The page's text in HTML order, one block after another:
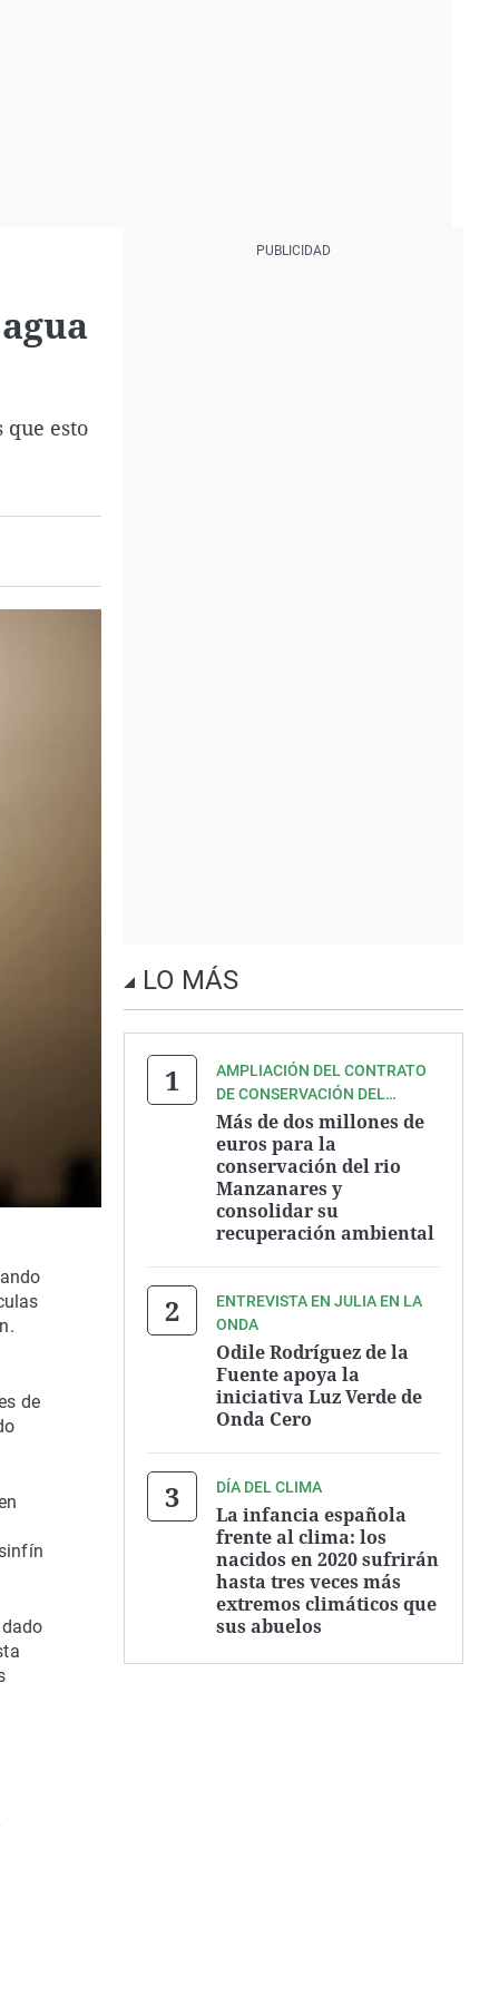
esto
de
LO MÁS
AMPLIACIÓN DEL CONTRATO
DE CONSERVACIÓN DEL
MANZANARES HASTA
SEPTIEMBRE DE 2027
Más de dos millones de
euros para la
conservación del rio
Manzanares y
consolidar su
recuperación ambiental
ENTREVISTA EN JULIA EN LA
ONDA
Odile Rodríguez de la
Fuente apoya la
iniciativa Luz Verde de
Onda Cero
DÍA DEL CLIMA
La infancia española
frente al clima: los
nacidos en 2020 sufrirán
hasta tres veces más
extremos climáticos que
sus abuelos